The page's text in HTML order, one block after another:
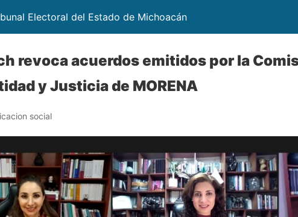
Electoral del Estado de Michoacán
revoca acuerdos emitidos por la
y Justicia de MORENA
social